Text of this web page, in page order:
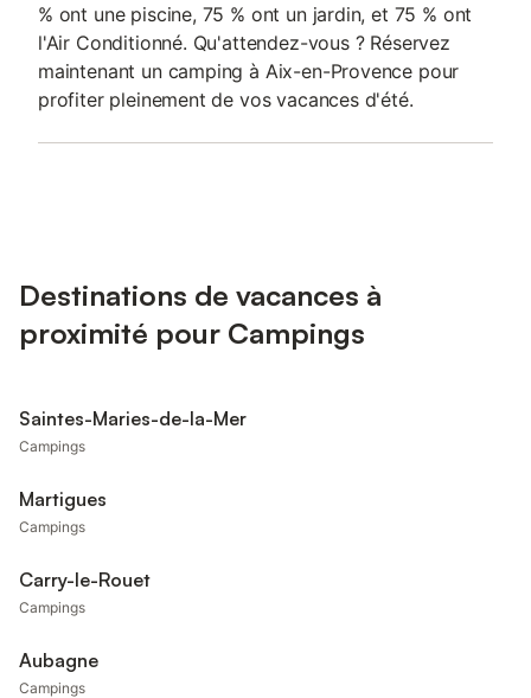
% ont une piscine, 75 % ont un jardin, et 75 % ont
l'Air Conditionné. Qu'attendez-vous ? Réservez
maintenant un camping à Aix-en-Provence pour
profiter pleinement de vos vacances d'été.
Destinations de vacances à
proximité pour Campings
Saintes-Maries-de-la-Mer
Campings
Martigues
Campings
Carry-le-Rouet
Campings
Aubagne
Campings